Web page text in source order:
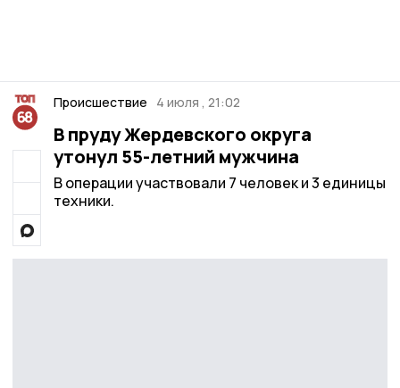
Происшествие 4 июля , 21:02
В пруду Жердевского округа
утонул 55-летний мужчина
В операции участвовали 7 человек и 3 единицы
техники.